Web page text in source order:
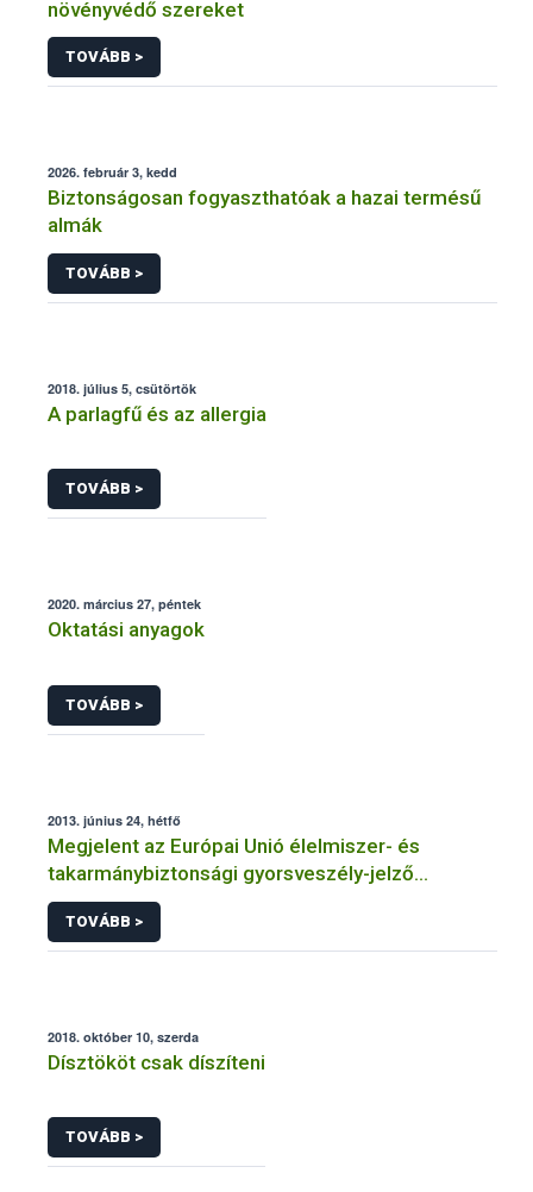
növényvédő szereket
TOVÁBB >
2026. február 3, kedd
Biztonságosan fogyaszthatóak a hazai termésű
almák
TOVÁBB >
2018. július 5, csütörtök
A parlagfű és az allergia
TOVÁBB >
2020. március 27, péntek
Oktatási anyagok
TOVÁBB >
2013. június 24, hétfő
Megjelent az Európai Unió élelmiszer- és
takarmánybiztonsági gyorsveszély-jelző
rendszerének éves jelentése
TOVÁBB >
2018. október 10, szerda
Dísztököt csak díszíteni
TOVÁBB >